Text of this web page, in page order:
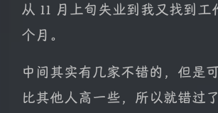
从 11 月上旬失业到我又找到工
个月。
中间其实有几家不错的，但是
比其他人高一些，所以就错过了